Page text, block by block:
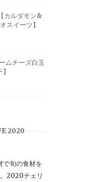
ルダモン&
スイーツ】
ムチーズ白玉
2020
で旬の食材を
2020チェリ